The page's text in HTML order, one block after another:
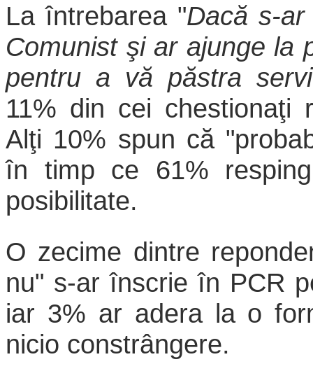
La întrebarea "Dacă s-
Comunist şi ar ajunge la
pentru a vă păstra
11% din cei chestionaţi
Alţi 10% spun că
în timp ce 61%
posibilitate.
O zecime dintre
nu" s-ar înscrie în PCR
iar 3% ar adera la o
nicio constrângere.